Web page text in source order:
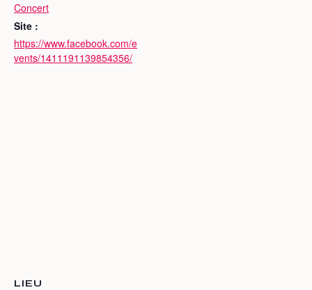
Concert
Site :
https://www.facebook.com/e
vents/1411191139854356/
LIEU